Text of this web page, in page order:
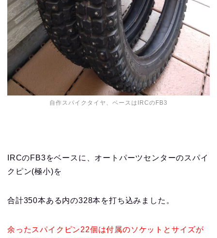
自作スパイクタイヤ、ベースはIRCのFB3
IRCのFB3をベースに、オートパーツセンターのスパイ
クピン(極小)を
合計350本ある内の328本を打ち込みました。
余ったスパイクピン22個は付属のソケットとサイズが